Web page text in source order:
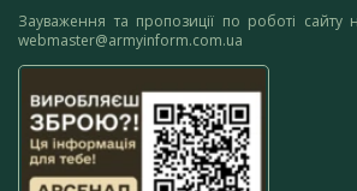
Зауваження та пропозиції по роботі сайту
webmaster@armyinform.com.ua